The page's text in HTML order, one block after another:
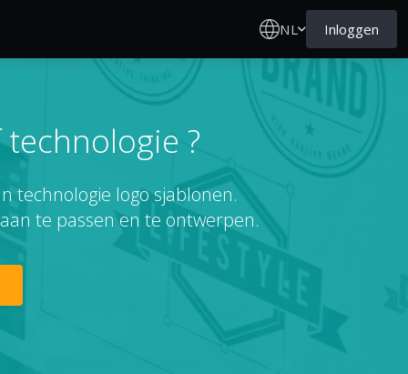
NL Inloggen
?
technologie logo sjablonen.
te passen en te ontwerpen.